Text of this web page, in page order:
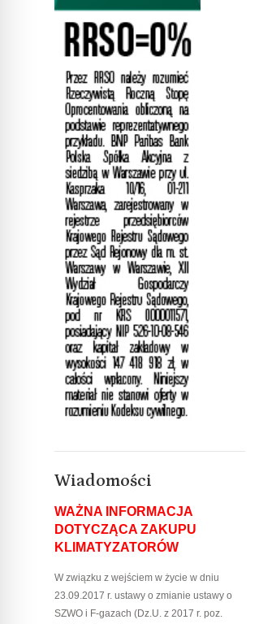
Wiadomości
WAŻNA INFORMACJA
DOTYCZĄCA ZAKUPU
KLIMATYZATORÓW
W związku z wejściem w życie w dniu
23.09.2017 r. ustawy o zmianie ustawy o
SZWO i F-gazach (Dz.U. z 2017 r. poz.